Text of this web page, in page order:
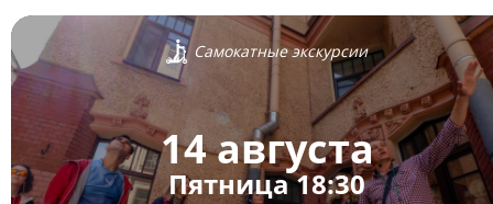
Самокатные экскурсии
14 августа
Пятница 18:30